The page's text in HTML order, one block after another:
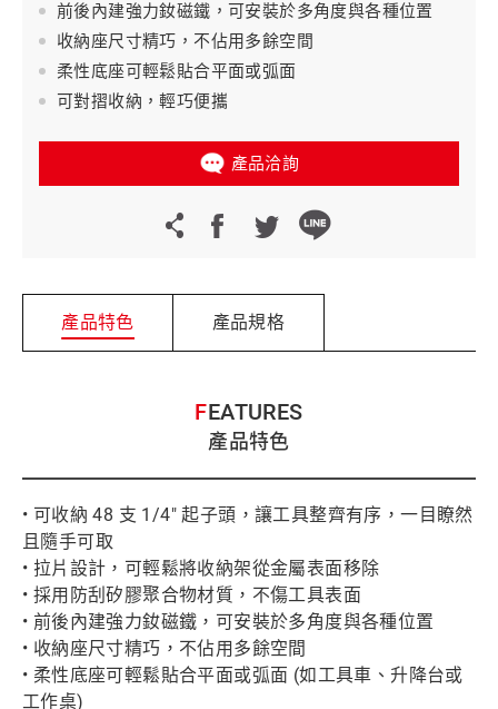
前後內建強力釹磁鐵，可安裝於多角度與各種位置
收納座尺寸精巧，不佔用多餘空間
柔性底座可輕鬆貼合平面或弧面
可對摺收納，輕巧便攜
產品洽詢
產品特色 產品規格
FEATURES
產品特色
• 可收納 48 支 1/4" 起子頭，讓工具整齊有序，一目瞭然
且隨手可取
• 拉片設計，可輕鬆將收納架從金屬表面移除
• 採用防刮矽膠聚合物材質，不傷工具表面
• 前後內建強力釹磁鐵，可安裝於多角度與各種位置
• 收納座尺寸精巧，不佔用多餘空間
• 柔性底座可輕鬆貼合平面或弧面 (如工具車、升降台或
工作桌)